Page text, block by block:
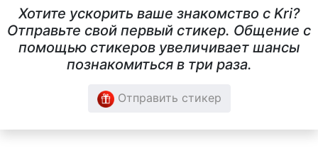
Хотите ускорить ваше знакомство с Kri?
Отправьте свой первый стикер. Общение с
помощью стикеров увеличивает шансы
познакомиться в три раза.
Отправить стикер